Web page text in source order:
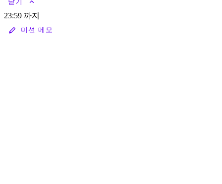
23:59 까지
stylus 미션 메모